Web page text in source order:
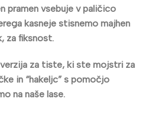
pramen vsebuje v paličico
kasneje stisnemo majhen
za fiksnost.
za tiste, ki ste mojstri za
in “hakeljc” s pomočjo
na naše lase.